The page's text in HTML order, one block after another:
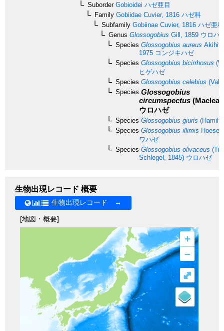
SuborderGobioidei ハゼ亜目
Family Gobiidae Cuvier, 1816 ハゼ科
Subfamily Gobiinae Cuvier, 1816 ハゼ亜科
Genus Glossogobius Gill, 1859 ウロハ
Species Glossogobius aureus
1975 コンジキハゼ
Species Glossogobius bicirrhosus
ヒゲハゼ
Species Glossogobius celebius
Species Glossogobius
circumspectus
ウロハゼ
Species Glossogobius giuris
Species Glossogobius illimis Hoese
ワハゼ
Species Glossogobius olivaceus
Schlegel, 1845) ウロハゼ
生物出現レコード 概要
生物出現レコード →
[地図・概要]
+
–
⤢